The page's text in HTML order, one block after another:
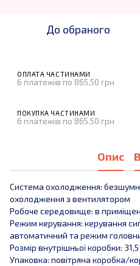
До обраного
ОПЛАТА ЧАСТИНАМИ
6 платежів по 865.50 грн
ПОКУПКА ЧАСТИНАМИ
6 платежів по 865.50 грн
Опис
Система охолодження:
охолодження з вентилятором
Робоче середовище: в
Режим керування: керування
автоматичний та режим
Розмір внутрішньої коробки:
Упаковка: повітряна коробка/